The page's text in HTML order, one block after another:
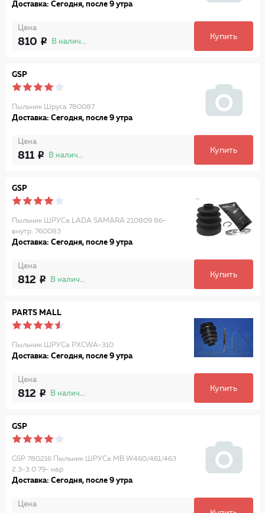
Доставка: Сегодня, после 9 утра
Цена
810 В наличии
Купить
GSP
Пыльник Шруса 780087
Доставка: Сегодня, после 9 утра
Цена
811 В наличии
Купить
GSP
Пыльник ШРУСа LADA SAMARA 210809 86-
внутр. 760083
Доставка: Сегодня, после 9 утра
Цена
812 В наличии
Купить
PARTS MALL
Пыльник ШРУСа PXCWA-310
Доставка: Сегодня, после 9 утра
Цена
812 В наличии
Купить
GSP
GSP 780216 Пыльник ШРУСа MB W460/461/463
2.3-3.0 79- нар.
Доставка: Сегодня, после 9 утра
Цена